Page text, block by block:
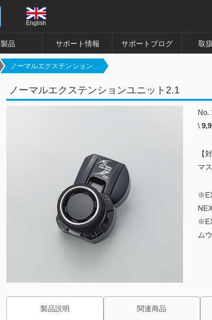
English
製品 サポート情報 サポートブログ 取
ノーマルエクステンション...
ノーマルエクステンションユニット2.1
No.
\
【
マ
ム
製品説明 関連商品